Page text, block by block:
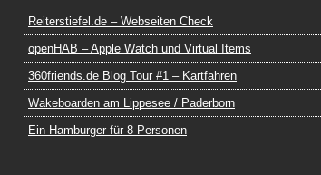
Reiterstiefel.de – Webseiten Check
openHAB – Apple Watch und Virtual Items
360friends.de Blog Tour #1 – Kartfahren
Wakeboarden am Lippesee / Paderborn
Ein Hamburger für 8 Personen